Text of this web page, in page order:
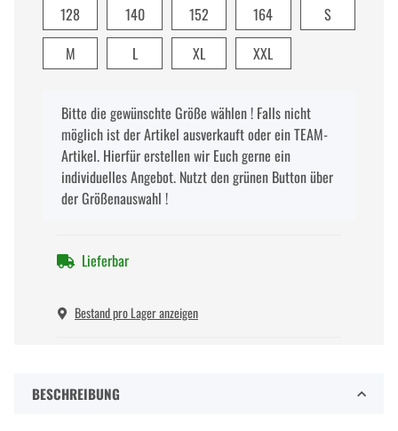
128
140 152 164
S
M
L XL XXL
xBitte die gewünschte Größe wählen ! Falls nicht
möglich ist der Artikel ausverkauft oder ein TEAM-
Artikel. Hierfür erstellen wir Euch gerne ein
individuelles Angebot. Nutzt den grünen Button über
der Größenauswahl !
Lieferbar
Bestand pro Lager anzeigen
BESCHREIBUNG